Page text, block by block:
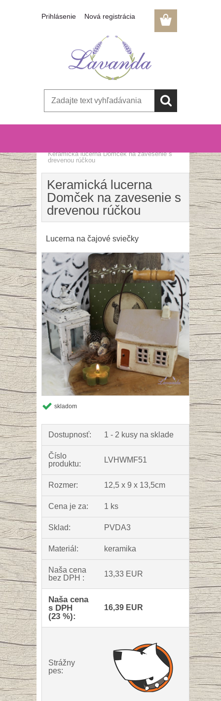
Prihlásenie Nová registrácia
Keramická lucerna Domček na zavesenie s
drevenou rúčkou
Keramická lucerna
Domček na zavesenie s
drevenou rúčkou
Lucerna na čajové sviečky
skladom
Dostupnosť: 1 - 2 kusy na sklade
Číslo
produktu:
LVHWMF51
Rozmer: 12,5 x 9 x 13,5cm
Cena je za: 1 ks
Sklad: PVDA3
Materiál: keramika
Naša cena
bez DPH :
13,33 EUR
Naša cena
s DPH
(23 %):
16,39 EUR
Strážny
pes: